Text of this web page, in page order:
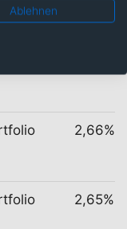
2,66%
2,65%
Ablehnen